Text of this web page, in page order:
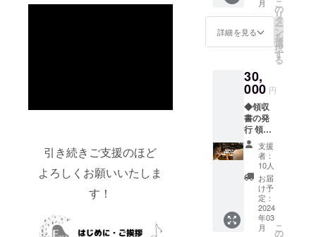
引き続きご支援のほど
よろしくお願いいたしま
す！
法：
信での
ご提供
vimeo
での配
信を予
定して
いま
す。 ・
その
他：
DVDで
の視聴
をご希
望の場
合はご
希望の
考欄に
掲載す
るお名
い。 ・
掲載期
間：掲
載期間
は2024
年2月か
ら1年以
上。HP
が存続
する限
り ・掲
載方
法：お
名前の
https://
100th-
piano.c
校HPに
リンク
す。
http://bi
wamina
mi-
es.naga
hama.e
d.jp/）
名前掲
載をご
希望の
方は備
考欄に
お礼状
送付 お
礼状の
送付先
を備考
欄にご
記入く
ださ
い。
◆100年
ピアノ
のHPに
お名前
掲載(希
望制)
100年ピ
アノの
HP：
https://
月
詳細を見る
こ
の
リ
タ
ー
ン
を
選
択
す
る
30,
000 円
◆領収
書の発
行 領収
書に記
載する
お名前
を備考
欄にご
記入く
ださ
い。 ◆
お礼状
支援
者：
10人
お届
け予
定：
2024
年03
月
こ
の